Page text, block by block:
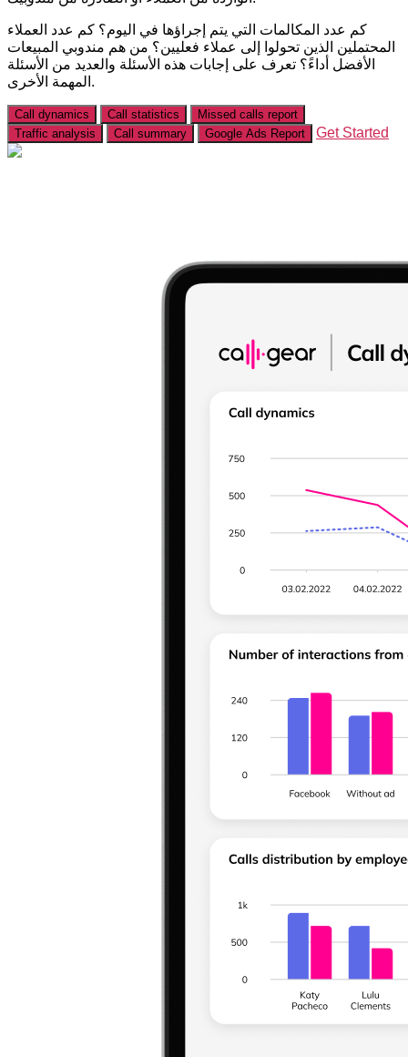
كم عدد المكالمات التي يتم إجراؤها في اليوم؟ كم عدد العملاء
المحتملين الذين تحولوا إلى عملاء فعليين؟ من هم مندوبي المبيعات
الأفضل أداءً؟ تعرف على إجابات هذه الأسئلة والعديد من الأسئلة
المهمة الأخرى.
Call dynamics Call statistics
Missed calls report
Traffic analysis
Call summary Google Ads Report Get Started